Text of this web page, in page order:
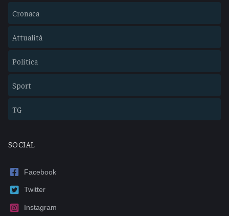
Cronaca
Attualità
Politica
Sport
TG
SOCIAL
Facebook
Twitter
Instagram